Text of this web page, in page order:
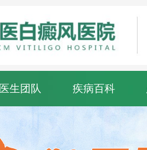
医生团队 疾病百科